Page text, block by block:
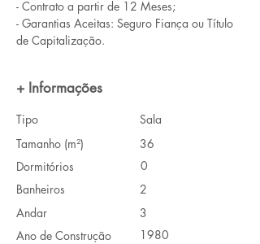
- Contrato a partir de 12 Meses;
- Garantias Aceitas: Seguro Fiança ou Título
de Capitalização.
+ Informações
Tipo
Sala
Tamanho (m²)
36
Dormitórios
0
Banheiros
2
Andar
3
Ano de Construção
1980